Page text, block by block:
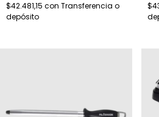
$42.481,15 con Transferencia o
depósito